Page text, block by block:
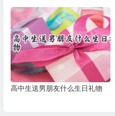
高中生送男朋友什么生日礼物